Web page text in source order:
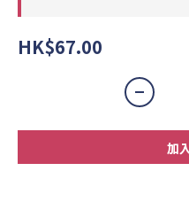
HK$67.00
加